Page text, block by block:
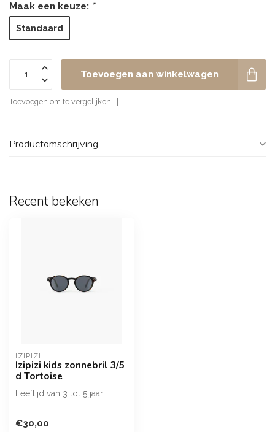
Maak een keuze: *
Standaard
Toevoegen aan winkelwagen
Toevoegen om te vergelijken
Productomschrijving
Recent bekeken
IZIPIZI
Izipizi kids zonnebril 3/5
d Tortoise
Leeftijd van 3 tot 5 jaar.
€30,00